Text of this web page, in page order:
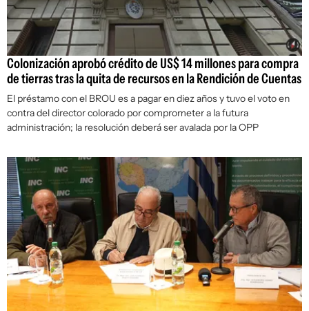
Colonización aprobó crédito de US$ 14 millones para compra
de tierras tras la quita de recursos en la Rendición de Cuentas
El préstamo con el BROU es a pagar en diez años y tuvo el voto en
contra del director colorado por comprometer a la futura
administración; la resolución deberá ser avalada por la OPP